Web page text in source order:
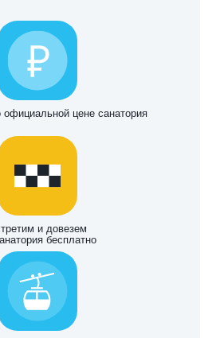
официальной цене санатория
и довезем
бесплатно